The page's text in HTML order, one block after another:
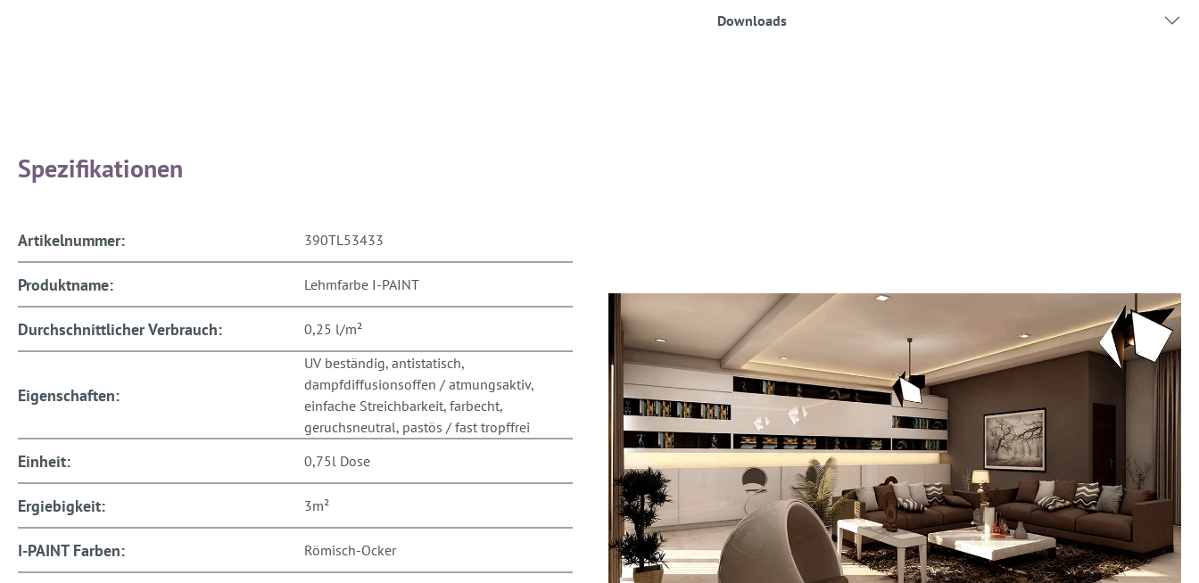
Downloads
Spezifikationen
Artikelnummer: 390TL53433
Produktname: Lehmfarbe I-PAINT
Durchschnittlicher Verbrauch: 0,25 l/m²
Eigenschaften:
UV beständig, antistatisch,
dampfdiffusionsoffen / atmungsaktiv,
einfache Streichbarkeit, farbecht,
geruchsneutral, pastös / fast tropffrei
Einheit: 0,75l Dose
Ergiebigkeit: 3m²
I-PAINT Farben: Römisch-Ocker